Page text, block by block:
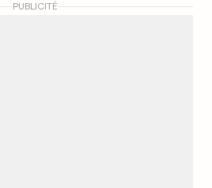
PUBLICITÉ